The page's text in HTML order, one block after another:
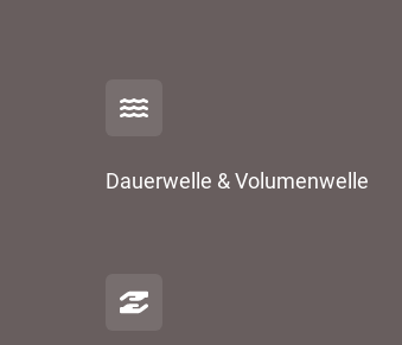
Dauerwelle & Volumenwelle